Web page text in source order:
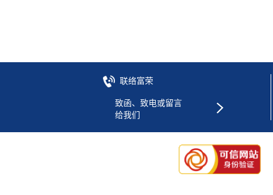
联络富荣
致函、致电或留言
给我们